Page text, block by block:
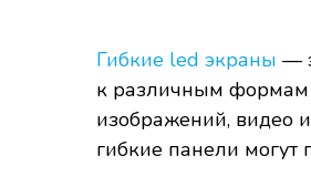
Гибкие led экраны —
к различным формам
изображений, видео
гибкие панели